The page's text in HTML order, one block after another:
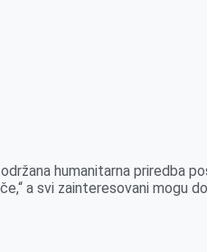
humanitarna priredba
a svi zainteresovani mogu